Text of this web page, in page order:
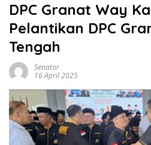
DPC Granat Way
Pelantikan DPC
Tengah
Senator
16 April 2025